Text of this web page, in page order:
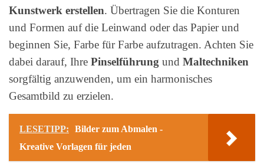
Kunstwerk erstellen. Übertragen Sie die Konturen
und Formen auf die Leinwand oder das Papier und
beginnen Sie, Farbe für Farbe aufzutragen. Achten Sie
dabei darauf, Ihre Pinselführung und Maltechniken
sorgfältig anzuwenden, um ein harmonisches
Gesamtbild zu erzielen.
LESETIPP:
Bilder zum Abmalen -
Kreative Vorlagen für jeden